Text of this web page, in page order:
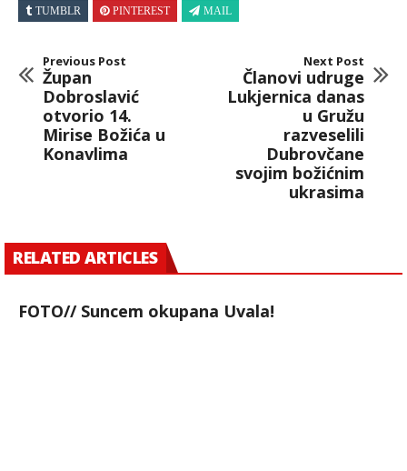
TUMBLR
PINTEREST MAIL
Previous Post
Župan
Dobroslavić
otvorio 14.
Mirise Božića u
Konavlima
Next Post
Članovi udruge
Lukjernica danas
u Gružu
razveselili
Dubrovčane
svojim božićnim
ukrasima
RELATED ARTICLES
FOTO// Suncem okupana Uvala!